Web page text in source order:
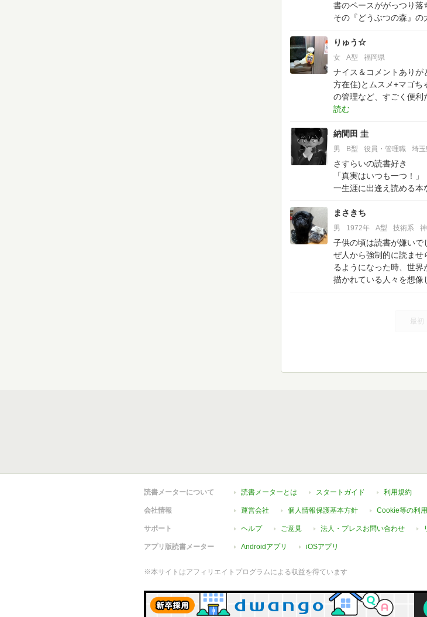
書のペースががっつり
その『どうぶつの森』の
りゅう☆
女 A型 福岡県
ナイス＆コメントあり
方在住)とムスメ+マゴち
の管理など、すごく便利
納間田 圭
男 B型 役員・管理職 埼
さすらいの読書好き
「真実はいつも一つ！」
一生涯に出逢え読める
まさきち
男 1972年 A型 技術系
子供の頃は読書が嫌いで
ぜ人から強制的に読ま
るようになった時、世界
描かれている人々を想像
最初
読書メーターについて 読書メーターとは スタートガイド 利用規約
会社情報 運営会社 個人情報保護基本方針 Cookie等の利
サポート ヘルプ ご意見 法人・プレスお問い合わせ
アプリ版読書メーター Androidアプリ iOSアプリ
※本サイトはアフィリエイトプログラムによる収益を得ています